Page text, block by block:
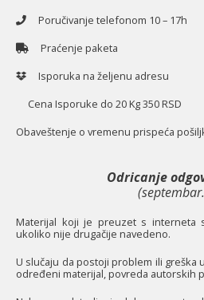
Poručivanje telefonom 10 – 17h
Praćenje paketa
Isporuka na željenu adresu
Cena Isporuke do 20 Kg 350 RSD
Obaveštenje o vremenu prispeća
Odricanje
Materijal koji je preuzet s interneta
ukoliko nije drugačije navedeno.
U slučaju da postoji problem ili greška
određeni materijal, povreda autorskih